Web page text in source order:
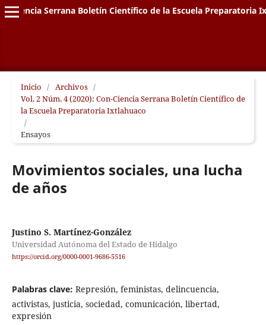
Ciencia Serrana Boletín Científico de la Escuela Preparatoria
Inicio / Archivos /
Vol. 2 Núm. 4 (2020): Con-Ciencia Serrana Boletín Científico de
la Escuela Preparatoria Ixtlahuaco
/
Ensayos
Movimientos sociales, una lucha
de años
Justino S. Martínez-González
Universidad Autónoma del Estado de Hidalgo
https://orcid.org/0000-0001-9686-5516
Palabras clave: Represión, feministas, delincuencia,
activistas, justicia, sociedad, comunicación, libertad,
expresión